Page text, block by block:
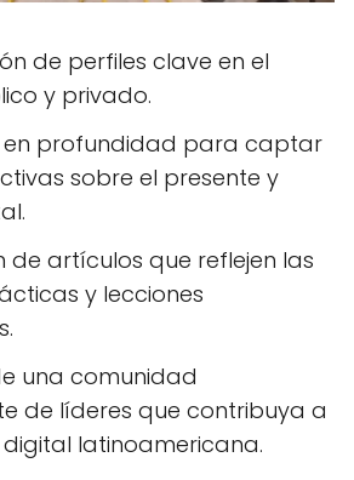
de perfiles clave en el
y privado.
en profundidad para captar
sobre el presente y
de artículos que reflejen las
y lecciones
una comunidad
de líderes que contribuya a
latinoamericana.